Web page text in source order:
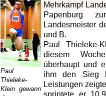
Paul
Thieleke-
Klein gewann
Mehrkampf
Papenburg
Landesmeister
und B.
Paul Thieleke-
diesem
überhaupt und
ihm den Sieg
Leistungen
sprintete er